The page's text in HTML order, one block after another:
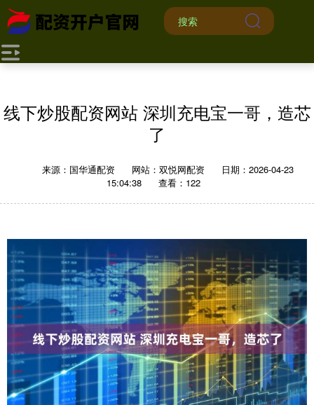
线下炒股配资网站 深圳充电宝一哥，造芯
了
来源：国华通配资 网站：双悦网配资
日期：2026-04-23
15:04:38
查看：122